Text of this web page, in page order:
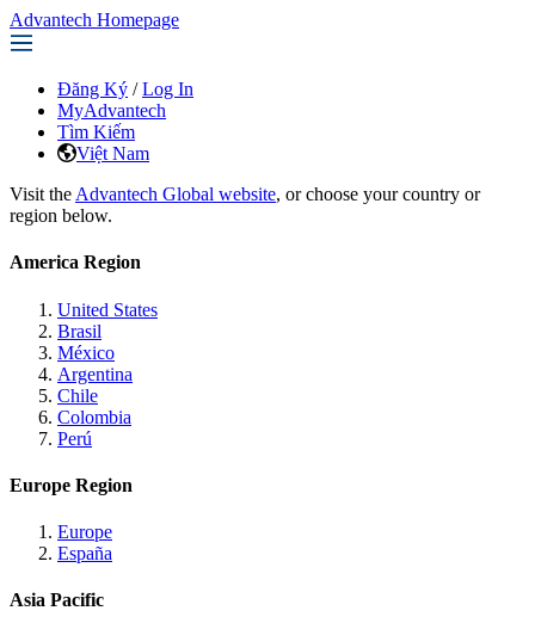
Advantech Homepage
Đăng Ký / Log In
MyAdvantech
Tìm Kiếm
Việt Nam
Visit the Advantech Global website, or choose your country or
region below.
America Region
United States
Brasil
México
Argentina
Chile
Colombia
Perú
Europe Region
Europe
España
Asia Pacific